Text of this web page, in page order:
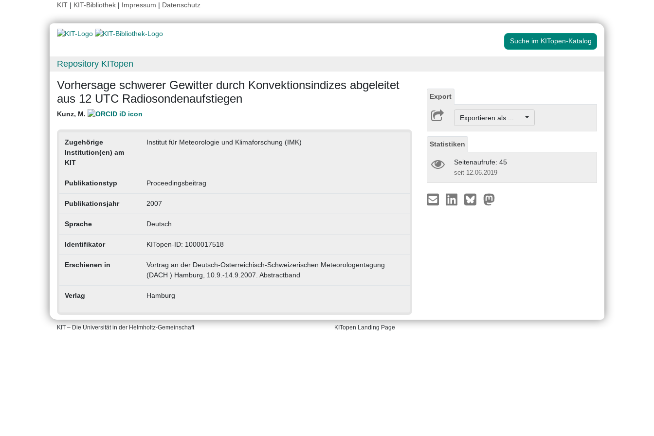
KIT | KIT-Bibliothek | Impressum | Datenschutz
Suche im KITopen-Katalog
Repository KITopen
Vorhersage schwerer Gewitter durch Konvektionsindizes abgeleitet
aus 12 UTC Radiosondenaufstiegen
Kunz, M.
Zugehörige
Institution(en) am
KIT
Institut für Meteorologie und Klimaforschung (IMK)
Publikationstyp Proceedingsbeitrag
Publikationsjahr 2007
Sprache Deutsch
Identifikator KITopen-ID: 1000017518
Erschienen in
Vortrag an der Deutsch-Osterreichisch-Schweizerischen Meteorologentagung
(DACH ) Hamburg, 10.9.-14.9.2007. Abstractband
Verlag Hamburg
Export
Exportieren als ...
Statistiken
Seitenaufrufe: 45
seit 12.06.2019
KIT – Die Universität in der Helmholtz-Gemeinschaft KITopen Landing Page